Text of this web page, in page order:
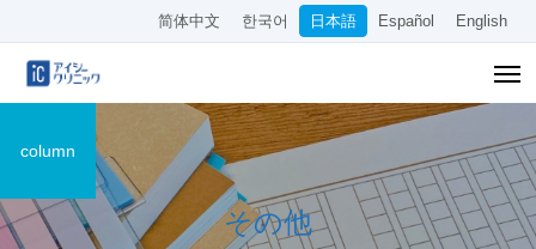
简体中文 한국어 日本語 Español English
その他
column